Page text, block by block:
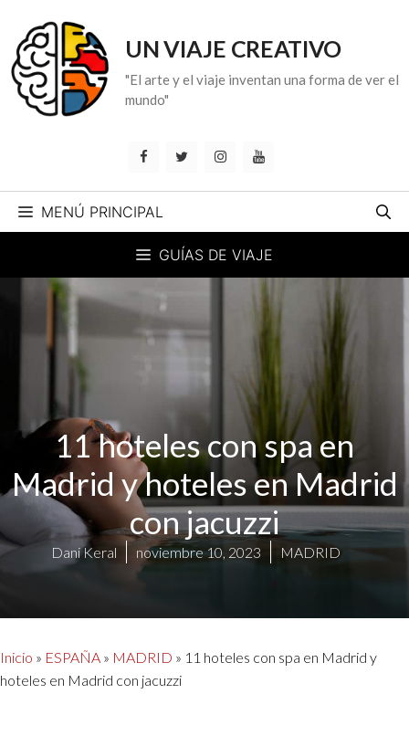
contenido
UN VIAJE CREATIVO
"El arte y el viaje inventan una forma de ver el
mundo"
MENÚ PRINCIPAL
GUÍAS DE VIAJE
11 hoteles con spa en
Madrid y hoteles en Madrid
con jacuzzi
Dani Keral noviembre 10, 2023 MADRID
Inicio » ESPAÑA » MADRID » 11 hoteles con spa en Madrid y
hoteles en Madrid con jacuzzi